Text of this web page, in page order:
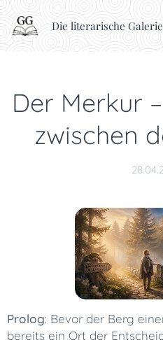
Die literarische Galerie
Der Merkur
zwischen
Prolog: Bevor der Berg
bereits ein Ort der